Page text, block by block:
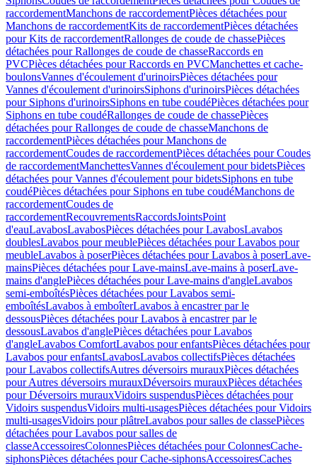
raccordementManchons de raccordementPièces détachées pour
Manchons de raccordementKits de raccordementPièces détachées
pour Kits de raccordementRallonges de coude de chassePièces
détachées pour Rallonges de coude de chasseRaccords en
PVCPièces détachées pour Raccords en PVCManchettes et cache-
boulonsVannes d'écoulement d'urinoirsPièces détachées pour
Vannes d'écoulement d'urinoirsSiphons d'urinoirsPièces détachées
pour Siphons d'urinoirsSiphons en tube coudéPièces détachées pour
Siphons en tube coudéRallonges de coude de chassePièces
détachées pour Rallonges de coude de chasseManchons de
raccordementPièces détachées pour Manchons de
raccordementCoudes de raccordementPièces détachées pour Coudes
de raccordementManchettesVannes d'écoulement pour bidetsPièces
détachées pour Vannes d'écoulement pour bidetsSiphons en tube
coudéPièces détachées pour Siphons en tube coudéManchons de
raccordementCoudes de
raccordementRecouvrementsRaccordsJointsPoint
d'eauLavabosLavabosPièces détachées pour LavabosLavabos
doublesLavabos pour meublePièces détachées pour Lavabos pour
meubleLavabos à poserPièces détachées pour Lavabos à poserLave-
mainsPièces détachées pour Lave-mainsLave-mains à poserLave-
mains d'anglePièces détachées pour Lave-mains d'angleLavabos
semi-emboîtésPièces détachées pour Lavabos semi-
emboîtésLavabos à emboîterLavabos à encastrer par le
dessousPièces détachées pour Lavabos à encastrer par le
dessousLavabos d'anglePièces détachées pour Lavabos
d'angleLavabos ComfortLavabos pour enfantsPièces détachées pour
Lavabos pour enfantsLavabosLavabos collectifsPièces détachées
pour Lavabos collectifsAutres déversoirs murauxPièces détachées
pour Autres déversoirs murauxDéversoirs murauxPièces détachées
pour Déversoirs murauxVidoirs suspendusPièces détachées pour
Vidoirs suspendusVidoirs multi-usagesPièces détachées pour Vidoirs
multi-usagesVidoirs pour plâtreLavabos pour salles de classePièces
détachées pour Lavabos pour salles de
classeAccessoiresColonnesPièces détachées pour ColonnesCache-
siphonsPièces détachées pour Cache-siphonsAccessoiresCaches